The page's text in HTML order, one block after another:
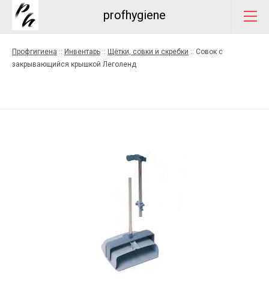
profhygiene
Профгигиена :: Инвентарь :: Щётки, совки и скребки :: Совок с
закрывающийся крышкой Леголенд